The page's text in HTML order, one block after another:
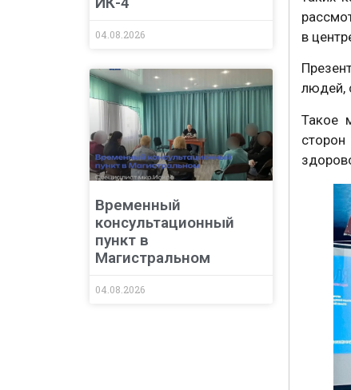
04.08.2026
Временный
консультационный
пункт в
Магистральном
04.08.2026
в
людей,
Такое